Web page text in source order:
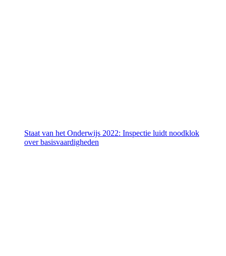
Staat van het Onderwijs 2022: Inspectie luidt noodklok
over basisvaardigheden